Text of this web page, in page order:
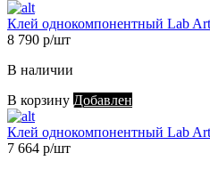
Клей однокомпонентный Lab
8 790 р/шт
В наличии
В корзину Добавлен
Клей однокомпонентный Lab
7 664 р/шт